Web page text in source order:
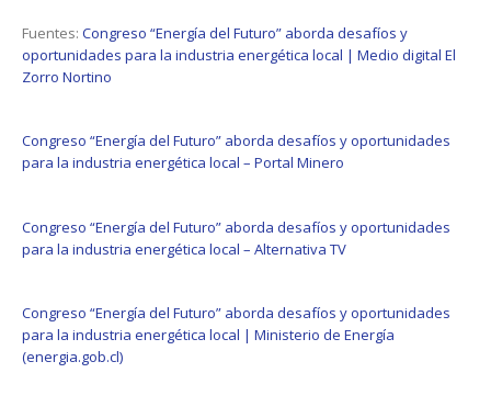
Fuentes: Congreso “Energía del Futuro” aborda desafíos y
oportunidades para la industria energética local | Medio digital El
Zorro Nortino
Congreso “Energía del Futuro” aborda desafíos y oportunidades
para la industria energética local – Portal Minero
Congreso “Energía del Futuro” aborda desafíos y oportunidades
para la industria energética local – Alternativa TV
Congreso “Energía del Futuro” aborda desafíos y oportunidades
para la industria energética local | Ministerio de Energía
(energia.gob.cl)